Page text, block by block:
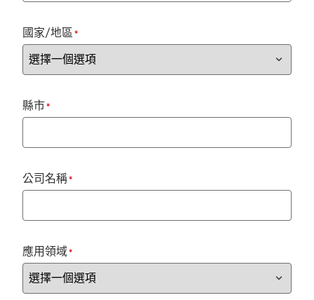
國家/地區 *
縣市*
公司名稱*
應用領域*